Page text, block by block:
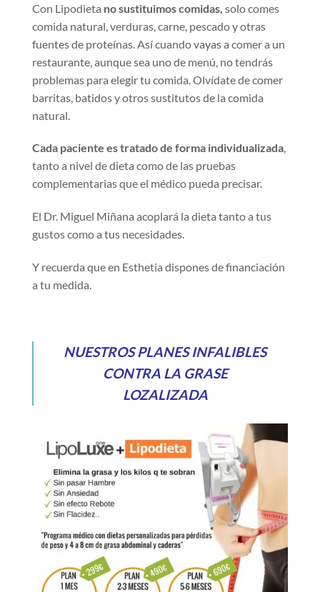
Con Lipodieta no sustituimos comidas, solo comes
comida natural, verduras, carne, pescado y otras
fuentes de proteínas. Así cuando vayas a comer a un
restaurante, aunque sea uno de menú, no tendrás
problemas para elegir tu comida. Olvídate de comer
barritas, batidos y otros sustitutos de la comida
natural.
Cada paciente es tratado de forma individualizada,
tanto a nivel de dieta como de las pruebas
complementarias que el médico pueda precisar.
El Dr. Miguel Miñana acoplará la dieta tanto a tus
gustos como a tus necesidades.
Y recuerda que en Esthetia dispones de financiación
a tu medida.
NUESTROS PLANES INFALIBLES
CONTRA LA GRASE
LOZALIZADA